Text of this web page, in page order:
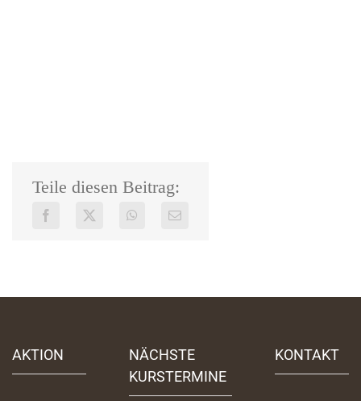
Teile diesen Beitrag:
AKTION
NÄCHSTE
KURSTERMINE
KONTAKT